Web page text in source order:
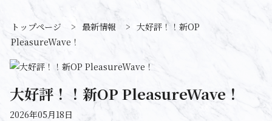
トップページ > 最新情報 > 大好評！！新OP
PleasureWave！
大好評！！新OP PleasureWave！
2026年05月18日